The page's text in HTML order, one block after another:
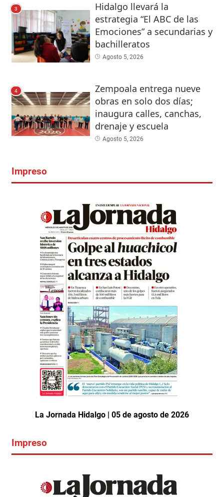
3
Hidalgo llevará la
estrategia “El ABC de las
Emociones” a secundarias y
bachilleratos
Agosto 5, 2026
4
Zempoala entrega nueve
obras en solo dos días;
inaugura calles, canchas,
drenaje y escuela
Agosto 5, 2026
Impreso
La Jornada Hidalgo | 05 de agosto de 2026
Impreso